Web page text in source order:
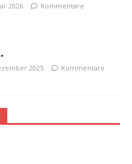
2026
Kommentare
2025
Kommentare